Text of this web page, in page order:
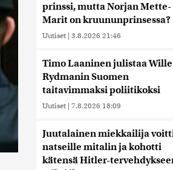
prinssi, mutta Norjan Mette-
Marit on kruununprinsessa?
Uutiset | 3.8.2026 21:46
Timo Laaninen julistaa Wille
Rydmanin Suomen
taitavimmaksi poliitikoksi
Uutiset | 7.8.2026 18:09
Juutalainen miekkailija
natseille mitalin ja kohotti
kätensä Hitler-